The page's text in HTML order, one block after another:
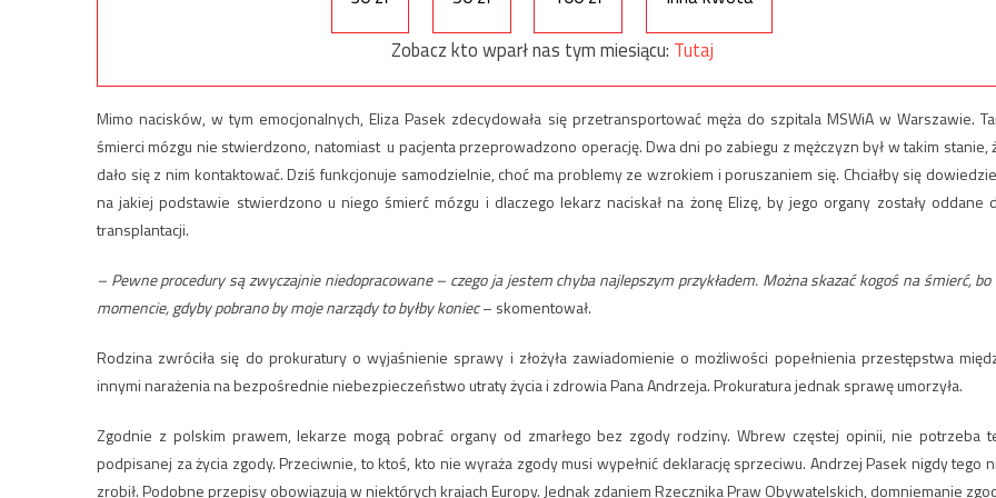
Zobacz kto wparł nas tym miesiącu: Tutaj
Mimo nacisków, w tym emocjonalnych, Eliza Pasek zdecydowała się przetransportować męża do szpitala MSWiA w Warszawie.
śmierci mózgu nie stwierdzono, natomiast u pacjenta przeprowadzono operację. Dwa dni po zabiegu z mężczyzn był w takim stanie,
dało się z nim kontaktować. Dziś funkcjonuje samodzielnie, choć ma problemy ze wzrokiem i poruszaniem się. Chciałby się
na jakiej podstawie stwierdzono u niego śmierć mózgu i dlaczego lekarz naciskał na żonę Elizę, by jego organy zostały oddane
transplantacji.
– Pewne procedury są zwyczajnie niedopracowane – czego ja jestem chyba najlepszym przykładem. Można skazać kogoś na śmierć,
momencie, gdyby pobrano by moje narządy to byłby koniec– skomentował.
Rodzina zwróciła się do prokuratury o wyjaśnienie sprawy i złożyła zawiadomienie o możliwości popełnienia przestępstwa
innymi narażenia na bezpośrednie niebezpieczeństwo utraty życia i zdrowia Pana Andrzeja. Prokuratura jednak sprawę umorzyła.
Zgodnie z polskim prawem, lekarze mogą pobrać organy od zmarłego bez zgody rodziny. Wbrew częstej opinii, nie potrzeba
podpisanej za życia zgody. Przeciwnie, to ktoś, kto nie wyraża zgody musi wypełnić deklarację sprzeciwu. Andrzej Pasek nigdy tego
zrobił. Podobne przepisy obowiązują w niektórych krajach Europy. Jednak zdaniem Rzecznika Praw Obywatelskich, domniemanie